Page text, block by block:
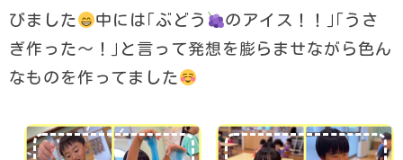
びました
中には｢ぶどう
のアイス！！｣｢うさ
ぎ作った～！｣と言って発想を膨らませながら色ん
なものを作ってました